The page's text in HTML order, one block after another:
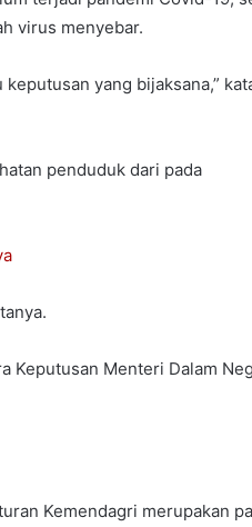
virus menyebar.
yang bijaksana,”
penduduk dari pada
Keputusan Menteri Dalam
Kemendagri merupakan